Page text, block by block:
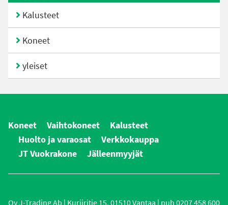
Kalusteet
Koneet
yleiset
Koneet Vaihtokoneet
Kalusteet
Huolto ja varaosat
Verkkokauppa
JT Vuokrakone
Jälleenmyyjät
Oy J-Trading Ab | Kuriiritie 15, 01510 Vantaa | puh 0207 458 600